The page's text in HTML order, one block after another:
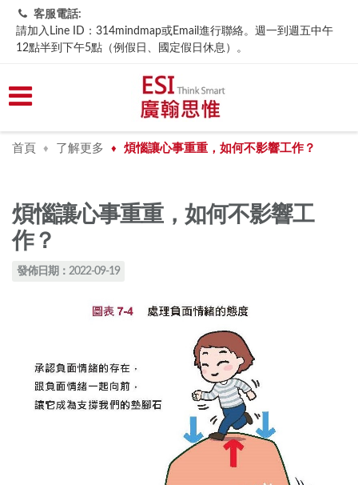
客服電話:
請加入Line ID：314mindmap或Email進行聯絡。週一到週五中午
12點半到下午5點（例假日、國定假日休息）。
首頁 ♦ 了解更多 ♦ 煩惱讓心事重重，如何不影響工作？
煩惱讓心事重重，如何不影響工
作？
發佈日期：2022-09-19